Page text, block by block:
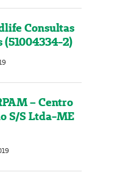
Consultas
(51004334-2)
– Centro
S/S Ltda-ME